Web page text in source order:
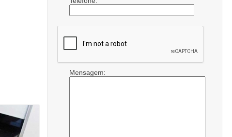
Mensagem: